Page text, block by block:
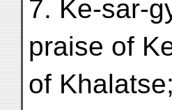
7. Ke-sar-
praise of
of